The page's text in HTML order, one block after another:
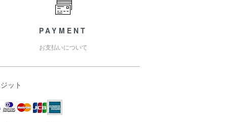
PAYMENT
お支払いについて
ット